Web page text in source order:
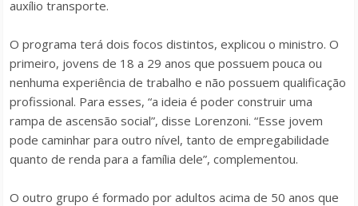
auxílio transporte.
O programa terá dois focos distintos, explicou o ministro. O
primeiro, jovens de 18 a 29 anos que possuem pouca ou
nenhuma experiência de trabalho e não possuem qualificação
profissional. Para esses, “a ideia é poder construir uma
rampa de ascensão social”, disse Lorenzoni. “Esse jovem
pode caminhar para outro nível, tanto de empregabilidade
quanto de renda para a família dele”, complementou.
O outro grupo é formado por adultos acima de 50 anos que